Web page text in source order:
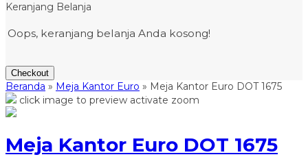
Keranjang Belanja
Oops, keranjang belanja Anda kosong!
Checkout
Beranda » Meja Kantor Euro » Meja Kantor Euro DOT 1675
click image to preview activate zoom
Meja Kantor Euro DOT 1675